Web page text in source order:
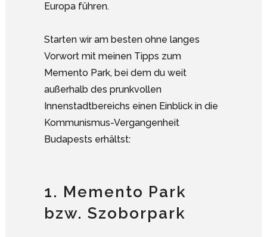
Europa führen.
Starten wir am besten ohne langes
Vorwort mit meinen Tipps zum
Memento Park, bei dem du weit
außerhalb des prunkvollen
Innenstadtbereichs einen Einblick in die
Kommunismus-Vergangenheit
Budapests erhältst:
1. Memento Park
bzw. Szoborpark